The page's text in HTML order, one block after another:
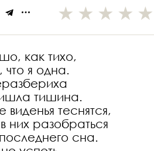
как тихо,
что я одна.
тишина.
теснятся,
них разобраться
сна.